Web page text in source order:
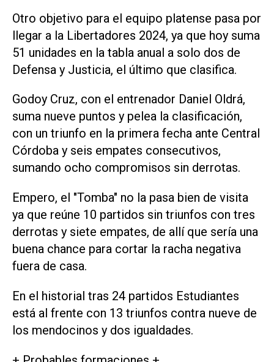
Otro objetivo para el equipo platense pasa por
llegar a la Libertadores 2024, ya que hoy suma
51 unidades en la tabla anual a solo dos de
Defensa y Justicia, el último que clasifica.
Godoy Cruz, con el entrenador Daniel Oldrá,
suma nueve puntos y pelea la clasificación,
con un triunfo en la primera fecha ante Central
Córdoba y seis empates consecutivos,
sumando ocho compromisos sin derrotas.
Empero, el "Tomba" no la pasa bien de visita
ya que reúne 10 partidos sin triunfos con tres
derrotas y siete empates, de allí que sería una
buena chance para cortar la racha negativa
fuera de casa.
En el historial tras 24 partidos Estudiantes
está al frente con 13 triunfos contra nueve de
los mendocinos y dos igualdades.